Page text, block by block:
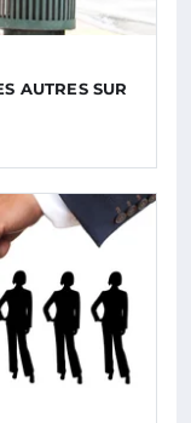
AUTRES SUR